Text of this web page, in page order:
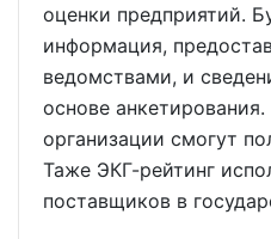
оценки предприятий.
информация,
ведомствами, и
основе
организации смогут
Таже ЭКГ-рейтинг
поставщиков в